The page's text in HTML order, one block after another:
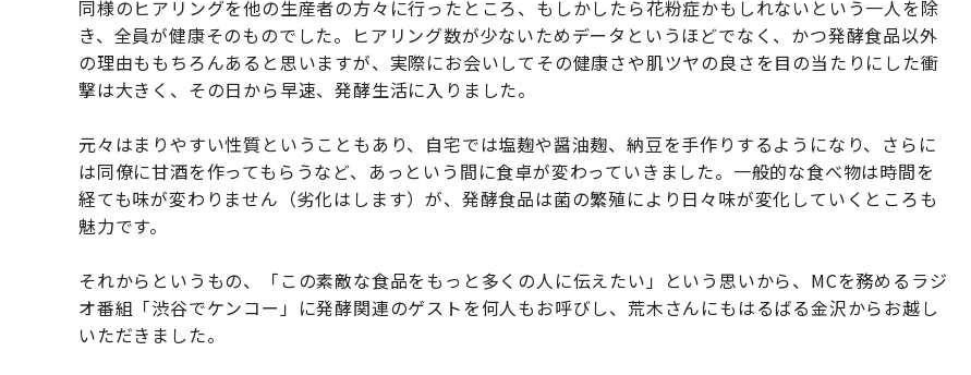
同様のヒアリングを他の生産者の方々に行ったところ、もしかしたら花粉症かもしれないという一人を除
き、全員が健康そのものでした。ヒアリング数が少ないためデータというほどでなく、かつ発酵食品以外
の理由ももちろんあると思いますが、実際にお会いしてその健康さや肌ツヤの良さを目の当たりにした衝
撃は大きく、その日から早速、発酵生活に入りました。
元々はまりやすい性質ということもあり、自宅では塩麹や醤油麹、納豆を手作りするようになり、さらに
は同僚に甘酒を作ってもらうなど、あっという間に食卓が変わっていきました。一般的な食べ物は時間を
経ても味が変わりません（劣化はします）が、発酵食品は菌の繁殖により日々味が変化していくところも
魅力です。
それからというもの、「この素敵な食品をもっと多くの人に伝えたい」という思いから、MCを務めるラジ
オ番組「渋谷でケンコー」に発酵関連のゲストを何人もお呼びし、荒木さんにもはるばる金沢からお越し
いただきました。